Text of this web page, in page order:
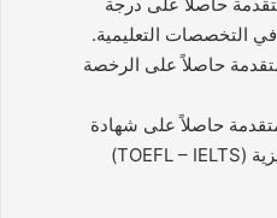
في التخصصات التعليمية.
حاصلاً على الرخصة
حاصلاً على شهادة
تحديد مستوى اللغة الإنجليزية (TOEFL – IELTS)